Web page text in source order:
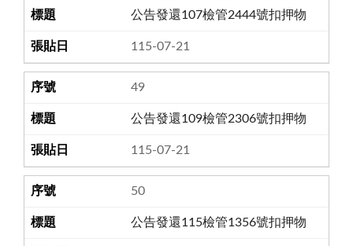
公告發還107檢管2444號扣押物
115-07-21
49
公告發還109檢管2306號扣押物
115-07-21
50
公告發還115檢管1356號扣押物